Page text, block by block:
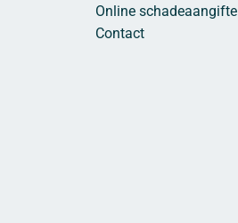
Online schadeaangifte
Contact